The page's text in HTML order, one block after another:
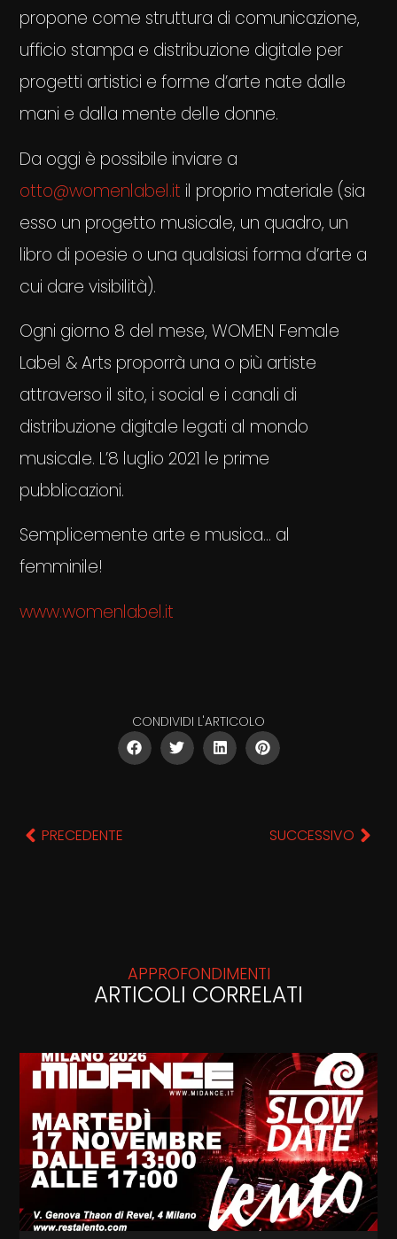
propone come struttura di comunicazione,
ufficio stampa e distribuzione digitale per
progetti artistici e forme d’arte nate dalle
mani e dalla mente delle donne.
Da oggi è possibile inviare a
otto@womenlabel.it il proprio materiale (sia
esso un progetto musicale, un quadro, un
libro di poesie o una qualsiasi forma d’arte a
cui dare visibilità).
Ogni giorno 8 del mese, WOMEN Female
Label & Arts proporrà una o più artiste
attraverso il sito, i social e i canali di
distribuzione digitale legati al mondo
musicale. L’8 luglio 2021 le prime
pubblicazioni.
Semplicemente arte e musica… al
femminile!
www.womenlabel.it
CONDIVIDI L'ARTICOLO
PRECEDENTE SUCCESSIVO
APPROFONDIMENTI
ARTICOLI CORRELATI